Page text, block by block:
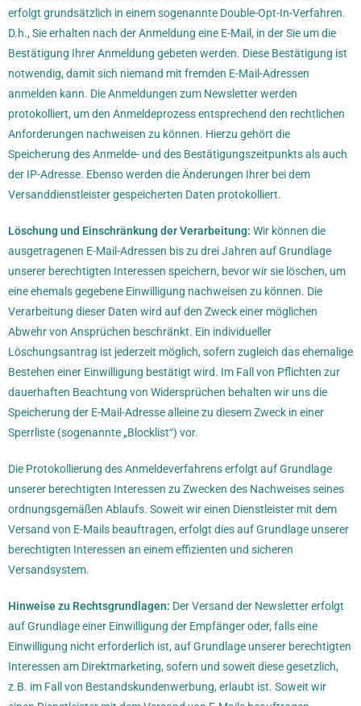
erfolgt grundsätzlich in einem sogenannte Double-Opt-In-Verfahren.
D.h., Sie erhalten nach der Anmeldung eine E-Mail, in der Sie um die
Bestätigung Ihrer Anmeldung gebeten werden. Diese Bestätigung ist
notwendig, damit sich niemand mit fremden E-Mail-Adressen
anmelden kann. Die Anmeldungen zum Newsletter werden
protokolliert, um den Anmeldeprozess entsprechend den rechtlichen
Anforderungen nachweisen zu können. Hierzu gehört die
Speicherung des Anmelde- und des Bestätigungszeitpunkts als auch
der IP-Adresse. Ebenso werden die Änderungen Ihrer bei dem
Versanddienstleister gespeicherten Daten protokolliert.
Löschung und Einschränkung der Verarbeitung: Wir können die
ausgetragenen E-Mail-Adressen bis zu drei Jahren auf Grundlage
unserer berechtigten Interessen speichern, bevor wir sie löschen, um
eine ehemals gegebene Einwilligung nachweisen zu können. Die
Verarbeitung dieser Daten wird auf den Zweck einer möglichen
Abwehr von Ansprüchen beschränkt. Ein individueller
Löschungsantrag ist jederzeit möglich, sofern zugleich das ehemalige
Bestehen einer Einwilligung bestätigt wird. Im Fall von Pflichten zur
dauerhaften Beachtung von Widersprüchen behalten wir uns die
Speicherung der E-Mail-Adresse alleine zu diesem Zweck in einer
Sperrliste (sogenannte „Blocklist“) vor.
Die Protokollierung des Anmeldeverfahrens erfolgt auf Grundlage
unserer berechtigten Interessen zu Zwecken des Nachweises seines
ordnungsgemäßen Ablaufs. Soweit wir einen Dienstleister mit dem
Versand von E-Mails beauftragen, erfolgt dies auf Grundlage unserer
berechtigten Interessen an einem effizienten und sicheren
Versandsystem.
Hinweise zu Rechtsgrundlagen: Der Versand der Newsletter erfolgt
auf Grundlage einer Einwilligung der Empfänger oder, falls eine
Einwilligung nicht erforderlich ist, auf Grundlage unserer berechtigten
Interessen am Direktmarketing, sofern und soweit diese gesetzlich,
z.B. im Fall von Bestandskundenwerbung, erlaubt ist. Soweit wir